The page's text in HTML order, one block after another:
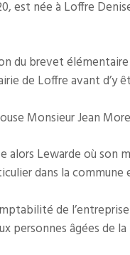
est née à Loffre
du brevet
de Loffre avant d’y
Monsieur Jean
alors Lewarde où son
dans la
de
personnes âgées de